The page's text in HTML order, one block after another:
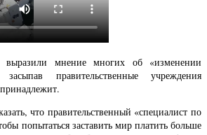
выразили мнение многих об «изменении
правительственные учреждения
что правительственный «специалист по
попытаться заставить мир платить больше